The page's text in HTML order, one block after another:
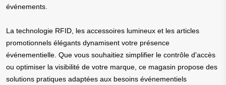
événements.
La technologie RFID, les accessoires lumineux et les articles
promotionnels élégants dynamisent votre présence
événementielle. Que vous souhaitiez simplifier le contrôle d'accès
ou optimiser la visibilité de votre marque, ce magasin propose des
solutions pratiques adaptées aux besoins événementiels